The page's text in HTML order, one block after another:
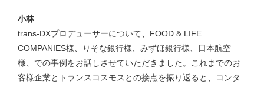
小林
trans-DXプロデューサーについて、FOOD & LIFE
COMPANIES様、りそな銀行様、みずほ銀行様、日本航空
様、での事例をお話しさせていただきました。これまでのお
客様企業とトランスコスモスとの接点を振り返ると、コンタ